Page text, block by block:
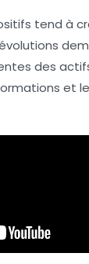
tend à
des
et